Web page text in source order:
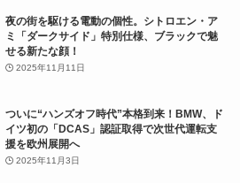
夜の街を駆ける電動の個性。シトロエン・ア
ミ「ダークサイド」特別仕様、ブラックで魅
せる新たな顔！
2025年11月11日
ついに“ハンズオフ時代”本格到来！BMW、ド
イツ初の「DCAS」認証取得で次世代運転支
援を欧州展開へ
2025年11月3日